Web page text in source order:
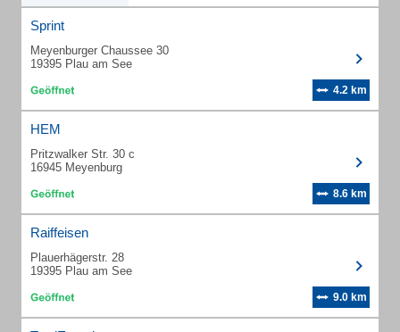
Sprint
Meyenburger Chaussee 30
19395 Plau am See
4.2 km
HEM
Pritzwalker Str. 30 c
16945 Meyenburg
8.6 km
Raiffeisen
Plauerhägerstr. 28
19395 Plau am See
9.0 km